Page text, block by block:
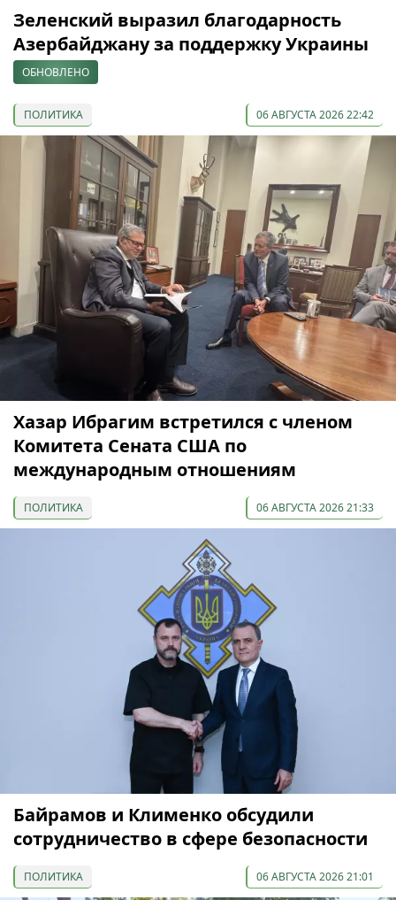
Зеленский выразил благодарность
Азербайджану за поддержку Украины
ОБНОВЛЕНО
ПОЛИТИКА 06 АВГУСТА 2026 22:42
Хазар Ибрагим встретился с членом
Комитета Сената США по
международным отношениям
ПОЛИТИКА 06 АВГУСТА 2026 21:33
Байрамов и Клименко обсудили
сотрудничество в сфере безопасности
ПОЛИТИКА 06 АВГУСТА 2026 21:01